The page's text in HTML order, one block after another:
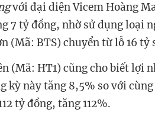
với đại diện Vicem Hoàng
7 tỷ đồng, nhờ sử dụng loại
(Mã: BTS) chuyển từ lỗ 16 tỷ
(Mã: HT1)cũng cho biết lợi
kỳ này tăng 8,5% so với
tỷ đồng, tăng 112%.